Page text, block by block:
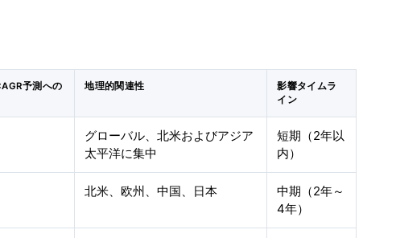
予測への
地理的関連性
影響タイムラ
イン
グローバル、北米およびアジア
太平洋に集中
短期（2年以
内）
北米、欧州、中国、日本
中期（2年～
4年）